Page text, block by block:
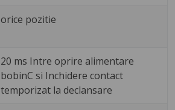
orice pozitie
20 ms Intre oprire alimentare
bobinC si Inchidere contact
temporizat la declansare